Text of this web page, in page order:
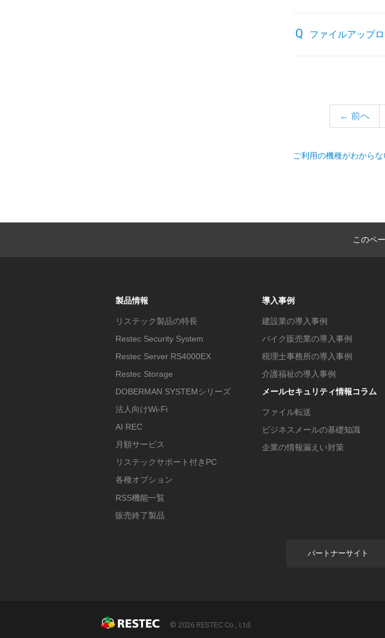
ファイルアップ
← 前へ
ご利用の機種がわから
このペ
製品情報
リステック製品の特長
Restec Security System
Restec Server RS4000EX
Restec Storage
DOBERMAN SYSTEMシリーズ
法人向けWi-Fi
AI REC
月額サービス
リステックサポート付きPC
各種オプション
RSS機能一覧
販売終了製品
導入事例
建設業の導入事例
バイク販売業の導入事例
税理士事務所の導入事例
介護福祉の導入事例
メールセキュリティ情報コラム
ファイル転送
ビジネスメールの基礎知識
企業の情報漏えい対策
パートナーサイト
© 2026 RESTEC Co., Ltd.